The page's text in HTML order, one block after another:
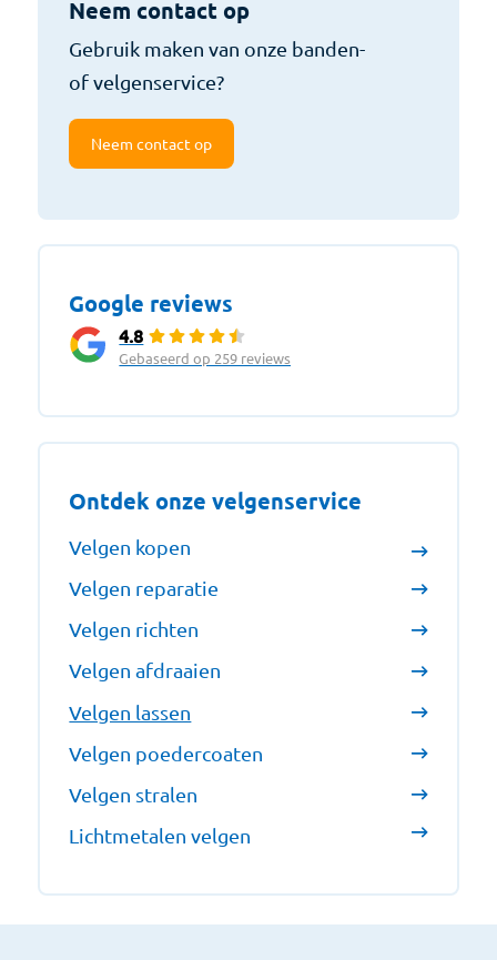
Neem contact op
Gebruik maken van onze banden-
of velgenservice?
Neem contact op
Google reviews
4.8
Gebaseerd op 259 reviews
Ontdek onze velgenservice
Velgen kopen
Velgen reparatie
Velgen richten
Velgen afdraaien
Velgen lassen
Velgen poedercoaten
Velgen stralen
Lichtmetalen velgen